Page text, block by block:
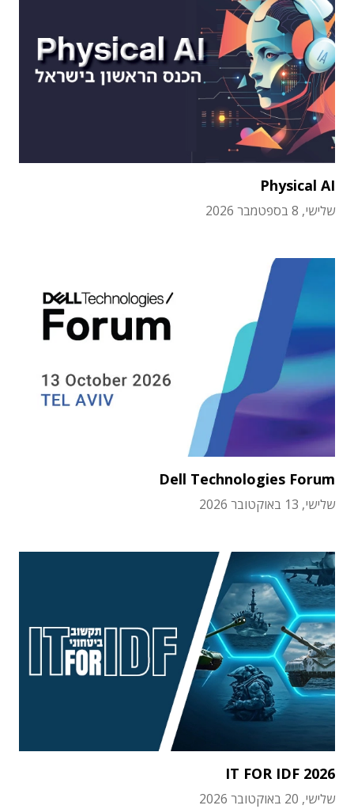
Physical AI
שלישי, 8 בספטמבר 2026
Dell Technologies Forum
שלישי, 13 באוקטובר 2026
IT FOR IDF 2026
שלישי, 20 באוקטובר 2026